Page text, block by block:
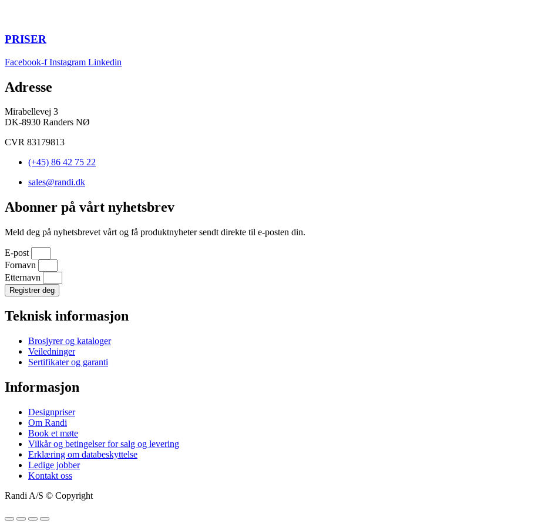
PRISER
Facebook-f Instagram Linkedin
Adresse
Mirabellevej 3
DK-8930 Randers NØ
CVR 83179813
(+45) 86 42 75 22
sales@randi.dk
Abonner på vårt nyhetsbrev
Meld deg på nyhetsbrevet vårt og få produktnyheter sendt direkte til e-posten din.
E-post
Fornavn
Etternavn
Registrer deg
Teknisk informasjon
Brosjyrer og kataloger
Veiledninger
Sertifikater og garanti
Informasjon
Designpriser
Om Randi
Book et møte
Vilkår og betingelser for salg og levering
Erklæring om databeskyttelse
Ledige jobber
Kontakt oss
Randi A/S © Copyright